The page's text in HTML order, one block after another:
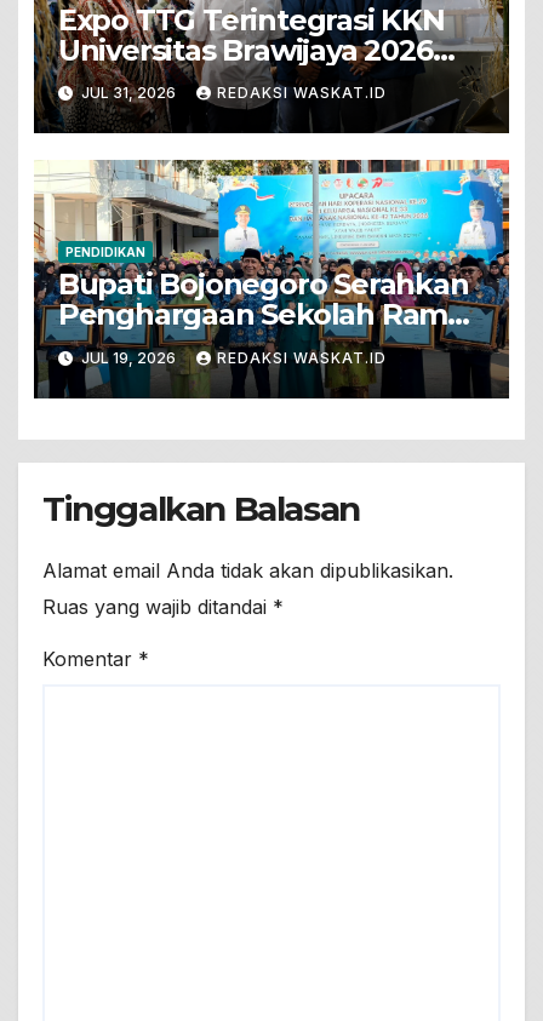
Expo TTG Terintegrasi KKN
Universitas Brawijaya 2026
Hadirkan Inovasi Peternakan
Untuk Bojonegoro
JUL 31, 2026 REDAKSI WASKAT.ID
PENDIDIKAN
Bupati Bojonegoro Serahkan
Penghargaan Sekolah Ramah
Anak
JUL 19, 2026 REDAKSI WASKAT.ID
Tinggalkan Balasan
Alamat email Anda tidak akan dipublikasikan.
Ruas yang wajib ditandai *
Komentar *